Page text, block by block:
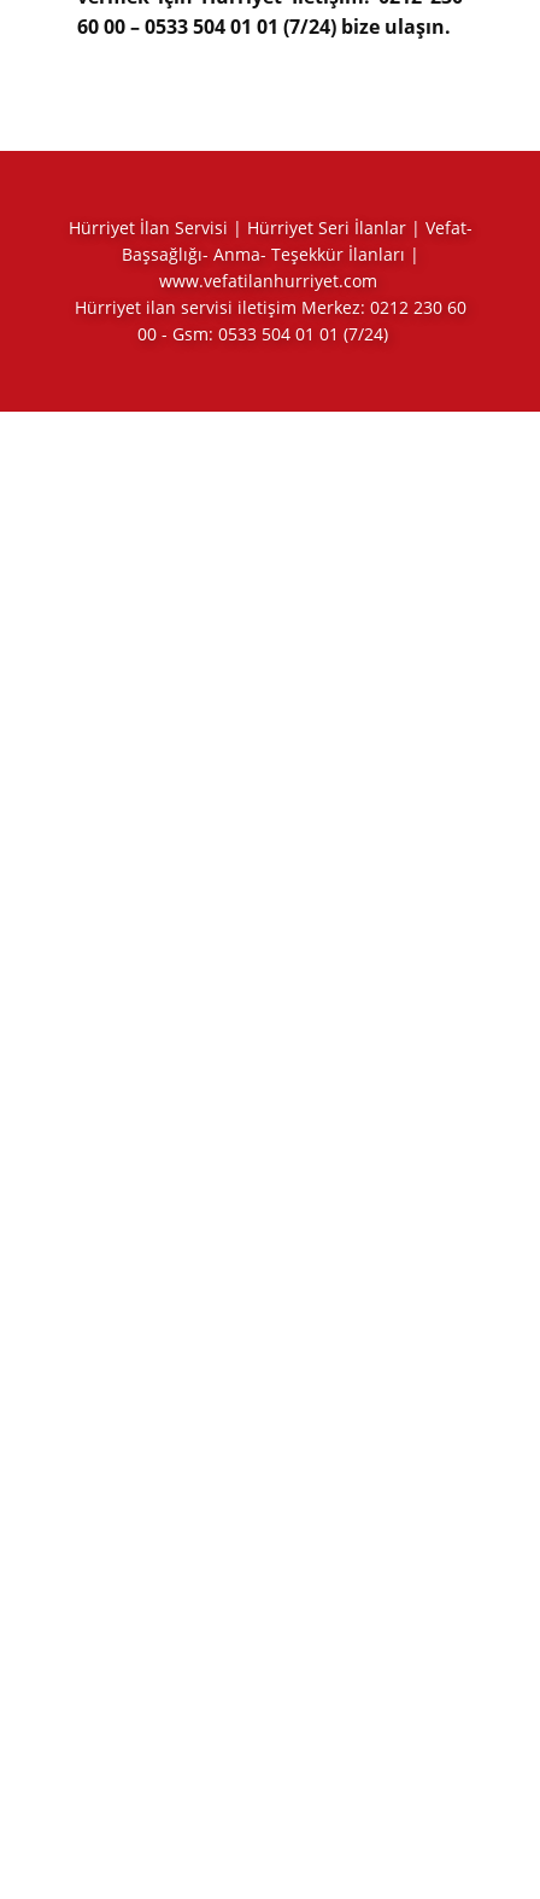
60 00 – 0533 504 01 01 (7/24) bize ulaşın.
Hürriyet İlan Servisi | Hürriyet Seri İlanlar | Vefat-
Başsağlığı- Anma- Teşekkür İlanları |
www.vefatilanhurriyet.com
Hürriyet ilan servisi iletişim Merkez: 0212 230 60
00 - Gsm: 0533 504 01 01 (7/24)